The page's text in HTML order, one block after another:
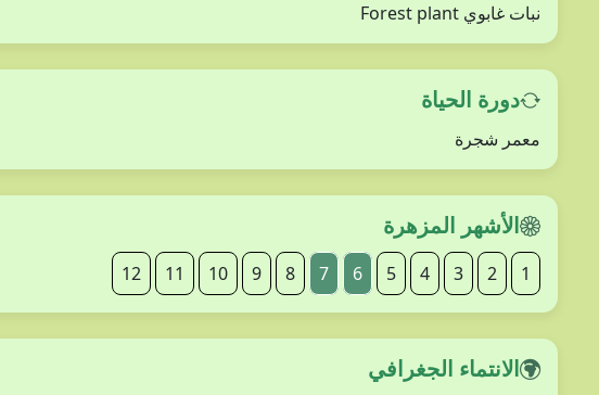
نبات غابوي Forest plant
دورة الحياة
معمر شجرة
الأشهر المزهرة
1
2
3
4
5
6
7
8
9
10
11
12
الانتماء الجغرافي